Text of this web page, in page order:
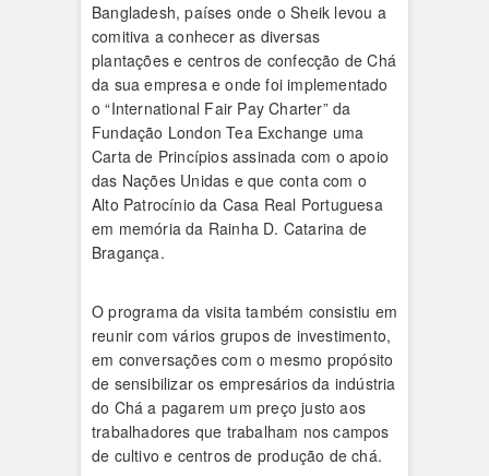
Bangladesh, países onde o Sheik levou a
comitiva a conhecer as diversas
plantações e centros de confecção de Chá
da sua empresa e onde foi implementado
o “International Fair Pay Charter” da
Fundação London Tea Exchange uma
Carta de Princípios assinada com o apoio
das Nações Unidas e que conta com o
Alto Patrocínio da Casa Real Portuguesa
em memória da Rainha D. Catarina de
Bragança.
O programa da visita também consistiu em
reunir com vários grupos de investimento,
em conversações com o mesmo propósito
de sensibilizar os empresários da indústria
do Chá a pagarem um preço justo aos
trabalhadores que trabalham nos campos
de cultivo e centros de produção de chá.